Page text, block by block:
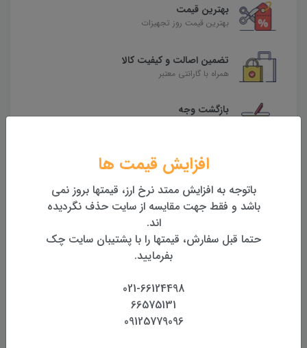
بهترین قیمت
بهترین قیمت روز تجهیزات
تضمین اصالت و کیفیت کالا
همراه با گارانتی معتبر
بازگشت وجه
افزایش قیمت ها
باتوجه به افزایش ممتد نرخ ارز، قیمتها بروز نمی
باشد و فقط جهت مقایسه از سایت حذف نگردیده
اند.
حتما قبل سفارش، قیمتها را با پشتیبان سایت چک
بفرمایید.
021-66124498
66575131
09125779096